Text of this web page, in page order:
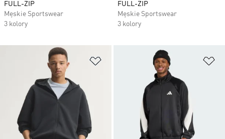
FULL-ZIP
Męskie Sportswear
3 kolory
FULL-ZIP
Męskie Sportswear
3 kolory
Dodaj do listy życzeń